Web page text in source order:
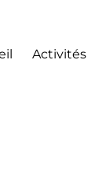
Activités